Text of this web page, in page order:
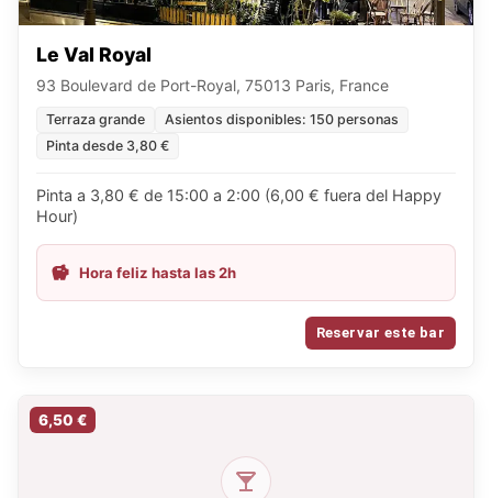
Le Val Royal
93 Boulevard de Port-Royal, 75013 Paris, France
Terraza grande
Asientos disponibles: 150 personas
Pinta desde 3,80 €
Pinta a 3,80 € de 15:00 a 2:00 (6,00 € fuera del Happy
Hour)
Hora feliz hasta las 2h
Reservar este bar
6,50 €